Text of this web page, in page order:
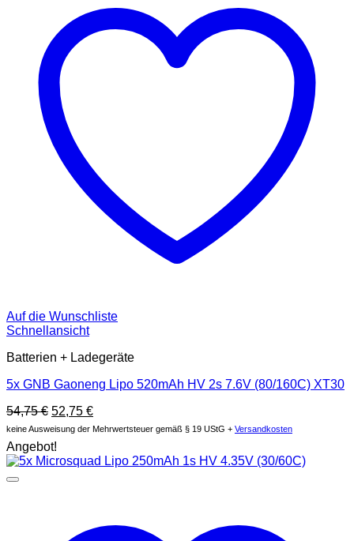
Auf die Wunschliste
Schnellansicht
Batterien + Ladegeräte
5x GNB Gaoneng Lipo 520mAh HV 2s 7.6V (80/160C) XT30
54,75€ Ursprünglicher
Preis
war:
54,75 €
52,75 €Aktueller
Preis
52,75 €.
keine Ausweisung der Mehrwertsteuer gemäß § 19 UStG + Versandkosten
Angebot!